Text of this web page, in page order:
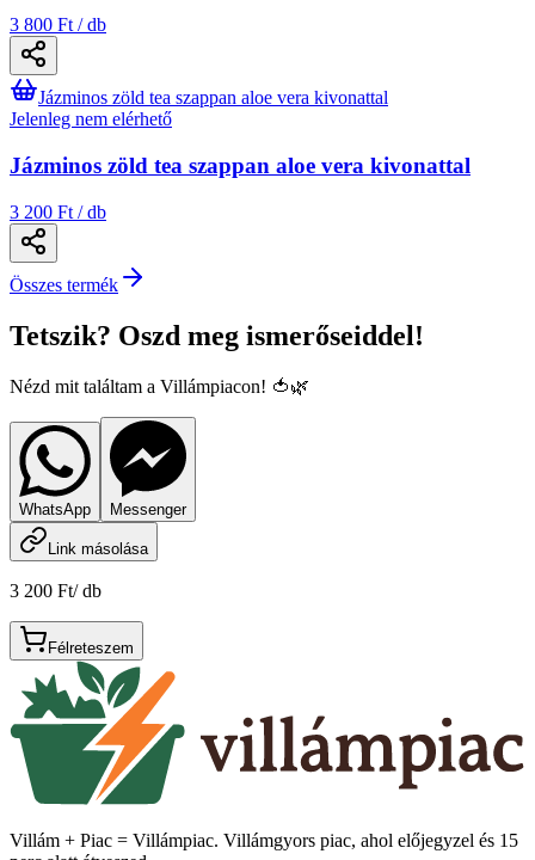
3 800 Ft / db
Jázminos zöld tea szappan aloe vera kivonattal
Jelenleg nem elérhető
Jázminos zöld tea szappan aloe vera kivonattal
3 200 Ft / db
Összes termék
Tetszik? Oszd meg ismerőseiddel!
Nézd mit találtam a Villámpiacon! 🍅🌿
WhatsApp Messenger
Link másolása
3 200 Ft/db
Félreteszem
Villám + Piac = Villámpiac. Villámgyors piac, ahol előjegyzel és 15